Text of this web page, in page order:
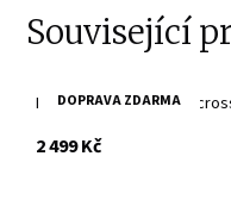
Související
DOPRAVA ZDARMA
Dámské černé kožené
2 499 Kčs DPH